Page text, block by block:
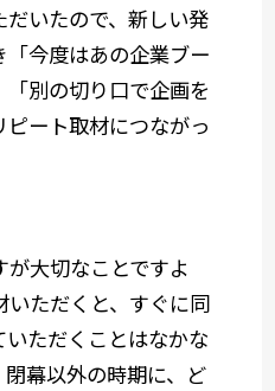
いたので、新しい発
今度はあの企業ブー
別の切り口で企画を
ート取材につながっ
が大切なことですよ
ただくと、すぐに同
ただくことはなかな
幕以外の時期に、ど